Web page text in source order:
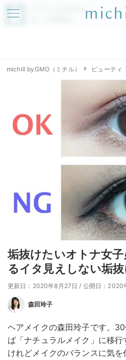
アプリでmichillが
michill byGMO（ミチル） ビューティ
垢抜けたいオトナ女
るイタ見えしない垢
更新日：2020年8月27日 / 公開日：2020
森田玲子
ヘアメイクの森田玲子です。
ば「ナチュラルメイク」に移行
けれどメイクのバランスに気